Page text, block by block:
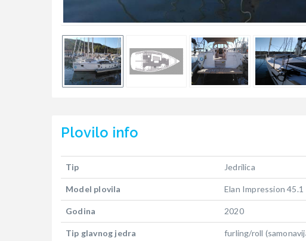
Plovilo info
Tip Jedrilica
Model plovila Elan Impression 45.1
Godina 2020
Tip glavnog jedra furling/roll